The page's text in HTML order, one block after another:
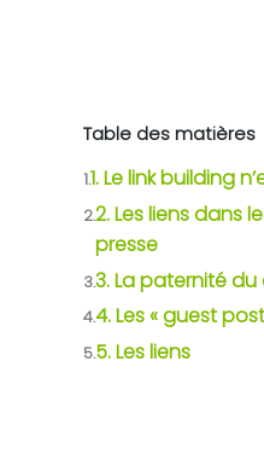
Table des matières
1.1. Le link building
2.2. Les liens dans
presse
3.3. La paternité
4.4. Les « guest
5.5. Les liens